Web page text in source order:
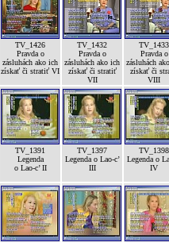
TV_1426
Pravda o
zásluhách ako ich
získať či stratiť VI
TV_1432
Pravda o
zásluhách ako ich
získať či stratiť
VII
TV_1433
Pravda o
zásluhách
získať či
VIII
TV_1391
Legenda
o Lao-c’ II
TV_1397
Legenda o Lao-c’
III
TV_1398
Legenda o
IV